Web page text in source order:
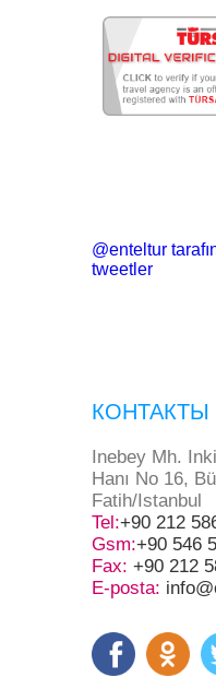
@enteltur
tweetler
КОНТАКТЫ
Inebey Mh.
Hanı No 16,
Fatih/Istanbul
Tel:+90 212
Gsm:+90 546
Fax: +90 212
E-posta: